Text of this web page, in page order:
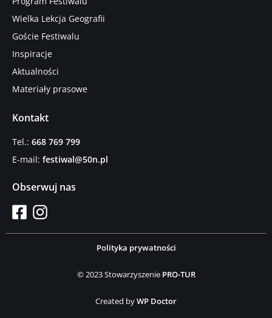
Wielka Lekcja Geografii
Goście Festiwalu
Inspiracje
Aktualności
Materiały prasowe
Kontakt
Tel.: 668 769 799
E-mail: festiwal@50n.pl
Obserwuj nas
Polityka prywatności
© 2023 Stowarzyszenie PRO-TUR
Created byWP Doctor